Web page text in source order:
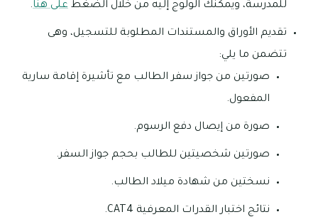
للمدرسة، ويمكنك الولوج إليه من خلال الضغط على هنا.
تقديم الأوراق والمستندات المطلوبة للتسجيل، وهى
تتضمن ما يلي:
صورتين من جواز سفر الطالب مع تأشيرة إقامة سارية
المفعول.
صورة من إيصال دفع الرسوم.
صورتين شخصيتين للطالب بحجم جواز السفر.
نسختين من شهادة ميلاد الطالب.
نتائج اختبار القدرات المعرفية CAT4.